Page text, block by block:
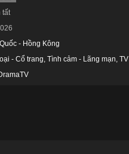
tất
- Hồng Kông
- Cổ trang Tình cảm - Lãng mạn TV